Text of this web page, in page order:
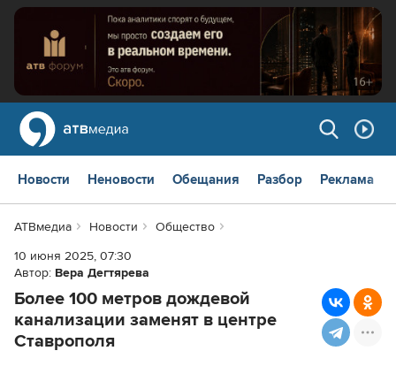
Новости Неновости Обещания Разбор Реклама
АТВмедиа Новости
Общество
10 июня 2025, 07:30
Автор: Вера Дегтярева
Более 100 метров дождевой
канализации заменят в центре
Ставрополя